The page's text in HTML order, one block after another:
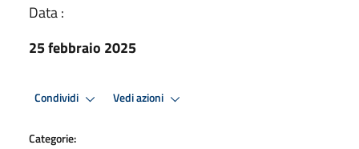
Data :
25 febbraio 2025
Condividi Vedi azioni
Categorie: